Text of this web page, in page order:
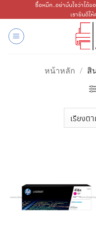
ไป
เนื้อหา
ซื้อหมึก..อย่ามั่นใจว่าได้
เรายินดีใ
หน้าหลัก / สิ